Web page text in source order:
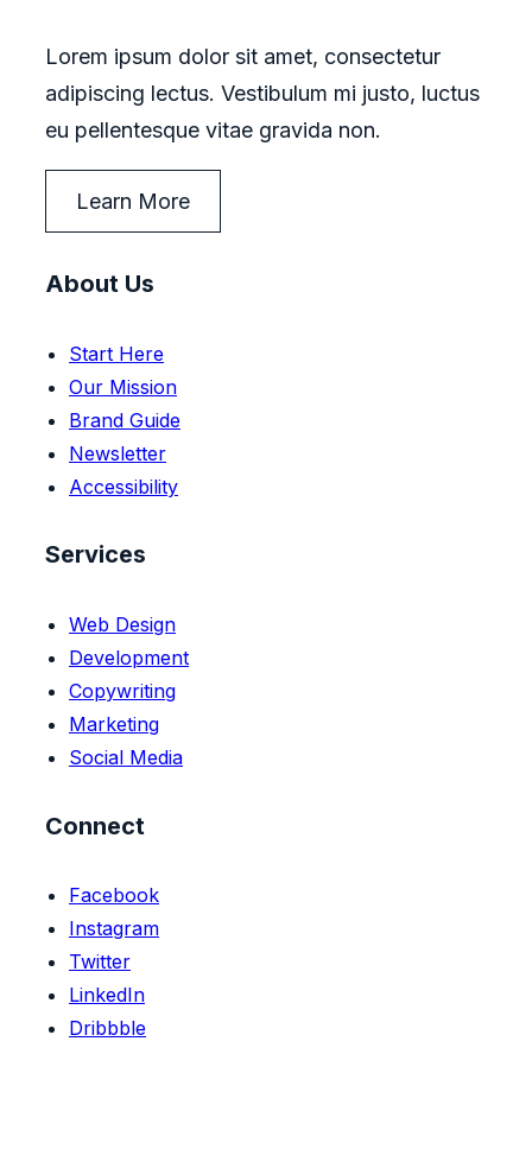
Lorem ipsum dolor sit amet, consectetur
adipiscing lectus. Vestibulum mi justo, luctus
eu pellentesque vitae gravida non.
Learn More
About Us
Start Here
Our Mission
Brand Guide
Newsletter
Accessibility
Services
Web Design
Development
Copywriting
Marketing
Social Media
Connect
Facebook
Instagram
Twitter
LinkedIn
Dribbble